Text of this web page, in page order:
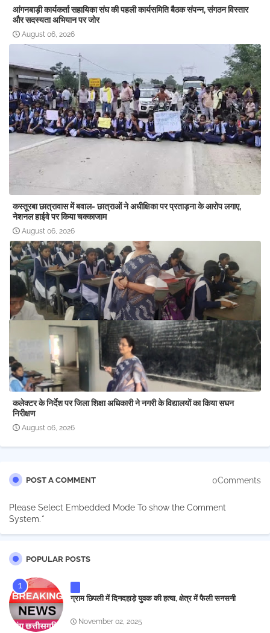
आंगनबाड़ी कार्यकर्ता सहायिका संघ की पहली कार्यसमिति बैठक संपन्न, संगठन विस्तार
और सदस्यता अभियान पर जोर
August 06, 2026
कस्तूरबा छात्रावास में बवाल- छात्राओं ने अधीक्षिका पर प्रताड़ना के आरोप लगाए,
नेशनल हाईवे पर किया चक्काजाम
August 06, 2026
कलेक्टर के निर्देश पर जिला शिक्षा अधिकारी ने नगरी के विद्यालयों का किया सघन
निरीक्षण
August 06, 2026
POST A COMMENT 0Comments
Please Select Embedded Mode To show the Comment
System.*
POPULAR POSTS
ग्राम छिपली में दिनदहाड़े युवक की हत्या, क्षेत्र में फैली सनसनी
November 02, 2025